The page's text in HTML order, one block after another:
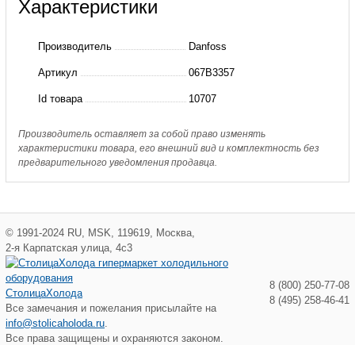
067B3357
Термостатический
элемент(пр.
класс
0100101076)
Характеристики
Производитель Danfoss
Артикул 067B3357
Id товара 10707
Производитель оставляет за собой право изменять
характеристики товара, его внешний вид и комплектность без
предварительного уведомления продавца.
© 1991-2024 RU MSK 119619 Москва
2-я Карпатская улица, 4с3
СтолицаХолода
Все замечания и пожелания присылайте на
info@stolicaholoda.ru
Все права защищены и охраняются законом.
8 (800) 250-77-08
8 (495) 258-46-41